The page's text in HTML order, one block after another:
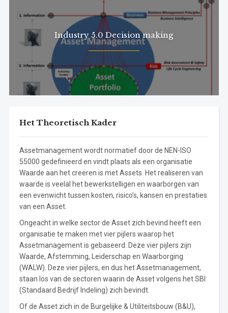
Industry 5.0 Decision making
Het Theoretisch Kader
Assetmanagement wordt normatief door de NEN-ISO
55000 gedefinieerd en vindt plaats als een organisatie
Waarde aan het creëren is met Assets. Het realiseren van
waarde is veelal het bewerkstelligen en waarborgen van
een evenwicht tussen kosten, risico’s, kansen en prestaties
van een Asset.
Ongeacht in welke sector de Asset zich bevind heeft een
organisatie te maken met vier pijlers waarop het
Assetmanagement is gebaseerd. Deze vier pijlers zijn
Waarde, Afstemming, Leiderschap en Waarborging
(WALW). Deze vier pijlers, en dus het Assetmanagement,
staan los van de sectoren waarin de Asset volgens het SBI
(Standaard Bedrijf Indeling) zich bevindt.
Of de Asset zich in de Burgelijke & Utiliteitsbouw (B&U),